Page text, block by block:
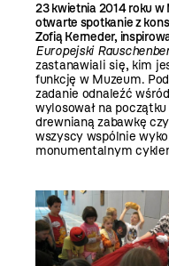
23 kwietnia2014 roku w
otwarte spotkanie z
Zofią Kerneder,
Europejski
zastanawiali się, kim
funkcję w Muzeum.
zadanie odnaleźć
wylosował na
drewnianą zabawkę
wszyscy wspólnie
monumentalnym